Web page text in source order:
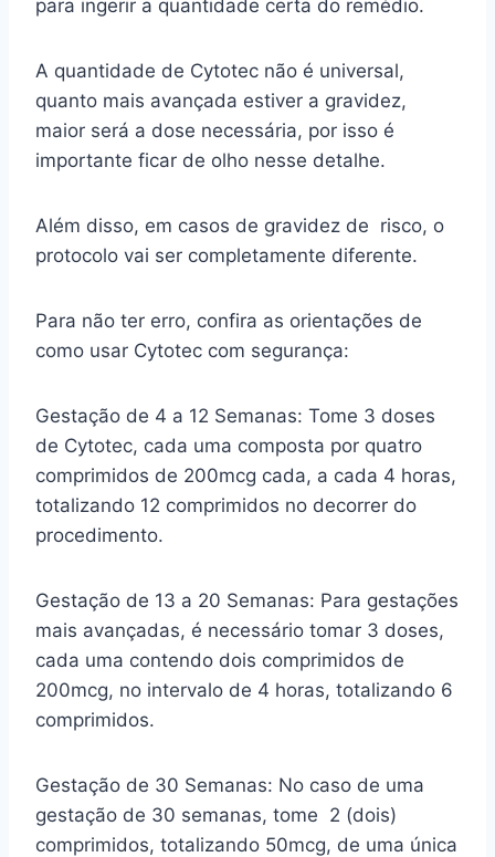
para ingerir a quantidade certa do remédio.
A quantidade de Cytotec não é universal,
quanto mais avançada estiver a gravidez,
maior será a dose necessária, por isso é
importante ficar de olho nesse detalhe.
Além disso, em casos de gravidez de risco, o
protocolo vai ser completamente diferente.
Para não ter erro, confira as orientações de
como usar Cytotec com segurança:
Gestação de 4 a 12 Semanas: Tome 3 doses
de Cytotec, cada uma composta por quatro
comprimidos de 200mcg cada, a cada 4 horas,
totalizando 12 comprimidos no decorrer do
procedimento.
Gestação de 13 a 20 Semanas: Para gestações
mais avançadas, é necessário tomar 3 doses,
cada uma contendo dois comprimidos de
200mcg, no intervalo de 4 horas, totalizando 6
comprimidos.
Gestação de 30 Semanas: No caso de uma
gestação de 30 semanas, tome 2 (dois)
comprimidos, totalizando 50mcg, de uma única